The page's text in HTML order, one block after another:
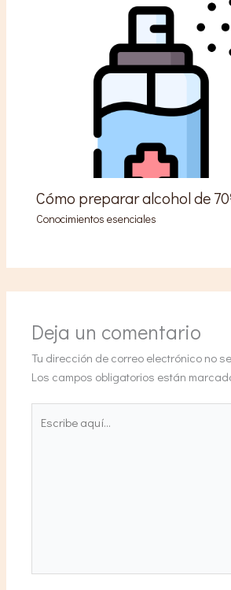
Cómo preparar alcohol de
Conocimientos esenciales
Deja un comentario
Tu dirección de correo electrónico no
Los campos obligatorios están
aquí...